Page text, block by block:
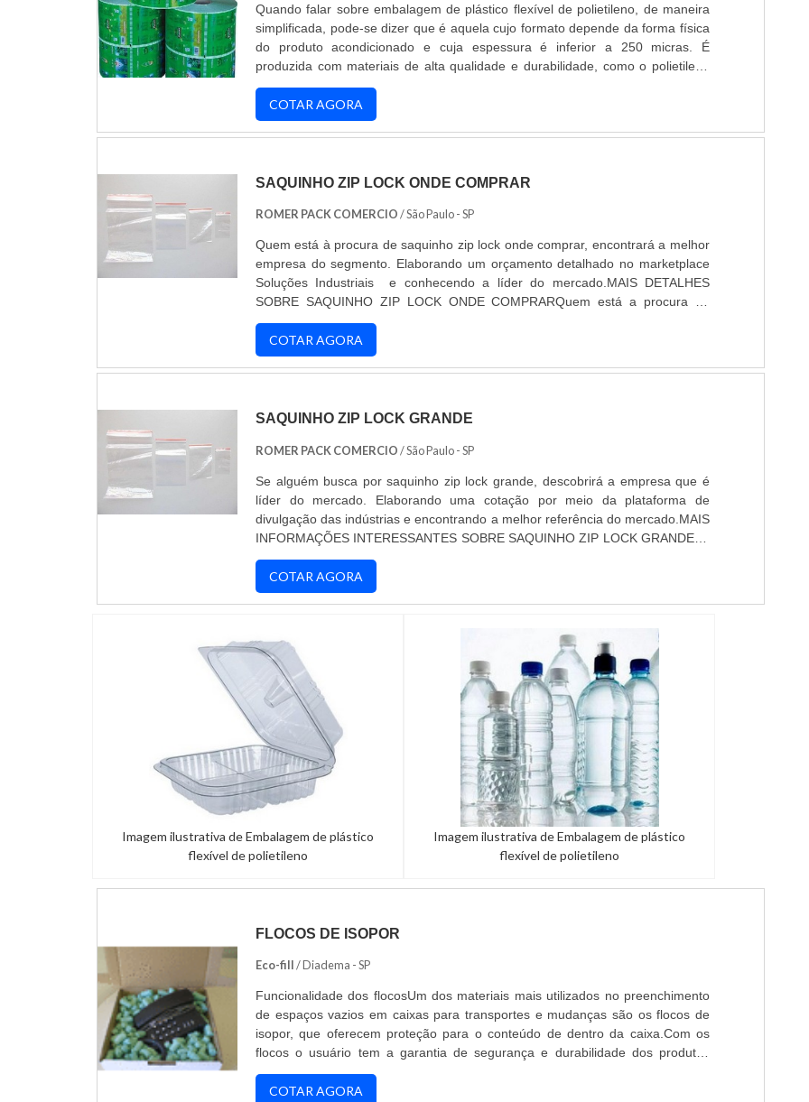
Quando falar sobre embalagem de plástico flexível de polietileno, de maneira
simplificada, pode-se dizer que é aquela cujo formato depende da forma física
do produto acondicionado e cuja espessura é inferior a 250 micras. É
produzida com materiais de alta qualidade e durabilidade, como o polietileno
de alta densidade (PEAD), polietileno de baixa densidade (PEBD) e
polipropileno (PP) virgem.MAIS INFORMAÇÕES RELEVANTES SOBRE O
PRODUTOO pr...
COTAR AGORA
SAQUINHO ZIP LOCK ONDE COMPRAR
ROMER PACK COMERCIO/ São Paulo - SP
Quem está à procura de saquinho zip lock onde comprar, encontrará a melhor
empresa do segmento. Elaborando um orçamento detalhado no marketplace
Soluções Industriais e conhecendo a líder do mercado.MAIS DETALHES
SOBRE SAQUINHO ZIP LOCK ONDE COMPRARQuem está a procura de
saquinho zip lock onde comprar responsável, acha o site da ROMER PACK.
Com grande know-how focado em aditivo époxi e perfil profissiográfico
previdenciário, focando em ...
COTAR AGORA
SAQUINHO ZIP LOCK GRANDE
ROMER PACK COMERCIO/ São Paulo - SP
Se alguém busca por saquinho zip lock grande, descobrirá a empresa que é
líder do mercado. Elaborando uma cotação por meio da plataforma de
divulgação das indústrias e encontrando a melhor referência do mercado.MAIS
INFORMAÇÕES INTERESSANTES SOBRE SAQUINHO ZIP LOCK GRANDESe
alguém busca por saquinho zip lock grande segura, depara com a ROMER
PACK. A empresa tem em seu escopo aditivos para tintas e análise de riscos,
disponibilizando tud...
COTAR AGORA
Imagem ilustrativa de Embalagem de plástico
flexível de polietileno
Imagem ilustrativa de Embalagem de plástico
flexível de polietileno
FLOCOS DE ISOPOR
Eco-fill/ Diadema - SP
Funcionalidade dos flocosUm dos materiais mais utilizados no preenchimento
de espaços vazios em caixas para transportes e mudanças são os flocos de
isopor, que oferecem proteção para o conteúdo de dentro da caixa.Com os
flocos o usuário tem a garantia de segurança e durabilidade dos produtos
comercializados ou transportados, isso porque o mesmo permanece estável
durante o deslocamento e ao final não sofre nenhum tipo de impacto que
COTAR AGORA